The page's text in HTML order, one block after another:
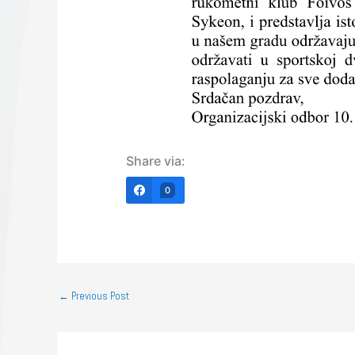
Share via:
0
← Previous Post